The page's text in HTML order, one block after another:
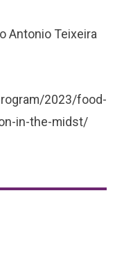
Antonio Teixeira
2023/food-
in-the-midst/